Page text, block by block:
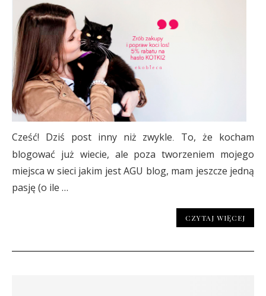
Cześć! Dziś post inny niż zwykle. To, że kocham
blogować już wiecie, ale poza tworzeniem mojego
miejsca w sieci jakim jest AGU blog, mam jeszcze jedną
pasję (o ile …
CZYTAJ WIĘCEJ